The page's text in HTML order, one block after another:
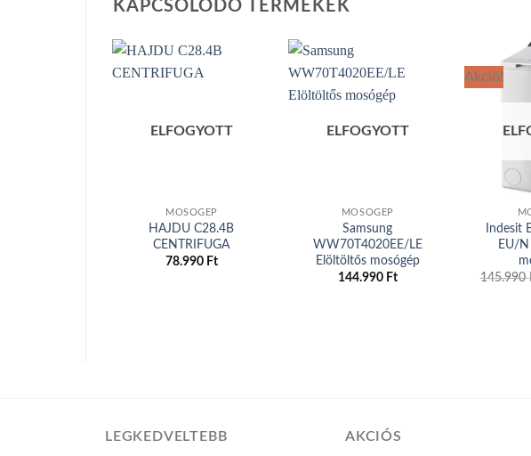
KAPCSOLÓDÓ TERMÉKEK
Add to
wishlist
ELFOGYOTT
MOSÓGÉP
HAJDU C28.4B
CENTRIFUGA
78.990 Ft
Add to
wishlist
ELFOGYOTT
MOSÓGÉP
Samsung
WW70T4020EE/LE
Elöltöltős mosógép
144.990 Ft
Akció!
Indesit
EU/
145.990
LEGKEDVELTEBB AKCIÓS